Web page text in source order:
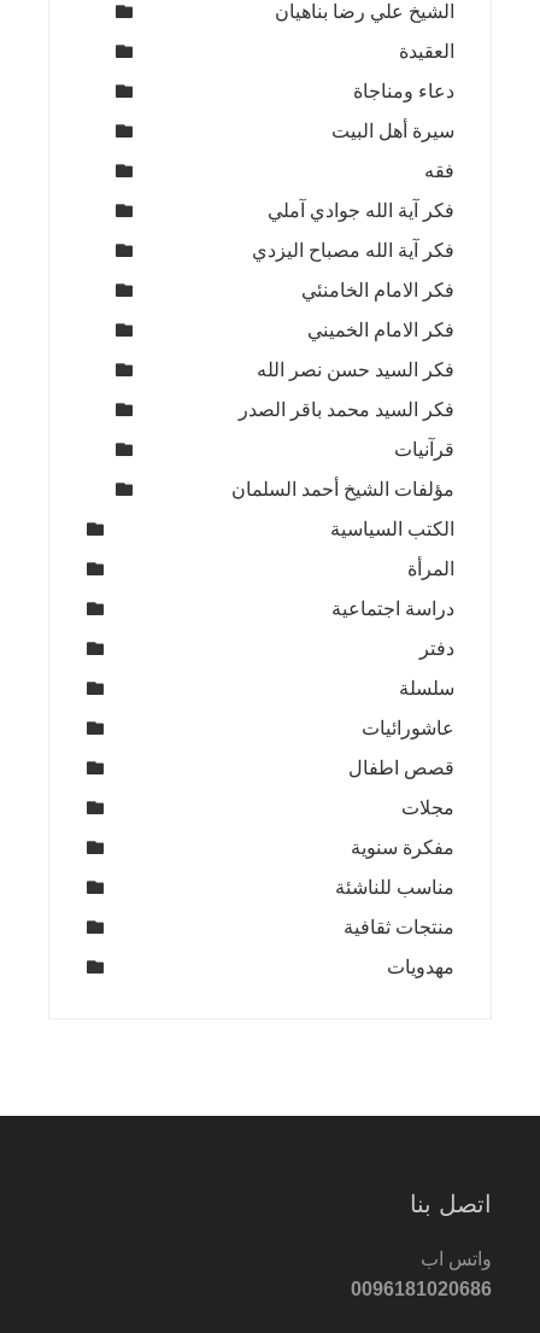
الشيخ علي رضا بناهيان
العقيدة
دعاء ومناجاة
سيرة أهل البيت
فقه
فكر آية الله جوادي آملي
فكر آية الله مصباح اليزدي
فكر الامام الخامنئي
فكر الامام الخميني
فكر السيد حسن نصر الله
فكر السيد محمد باقر الصدر
قرآنيات
مؤلفات الشيخ أحمد السلمان
الكتب السياسية
المرأة
دراسة اجتماعية
دفتر
سلسلة
عاشورائيات
قصص اطفال
مجلات
مفكرة سنوية
مناسب للناشئة
منتجات ثقافية
مهدويات
اتصل بنا
واتس اب
0096181020686